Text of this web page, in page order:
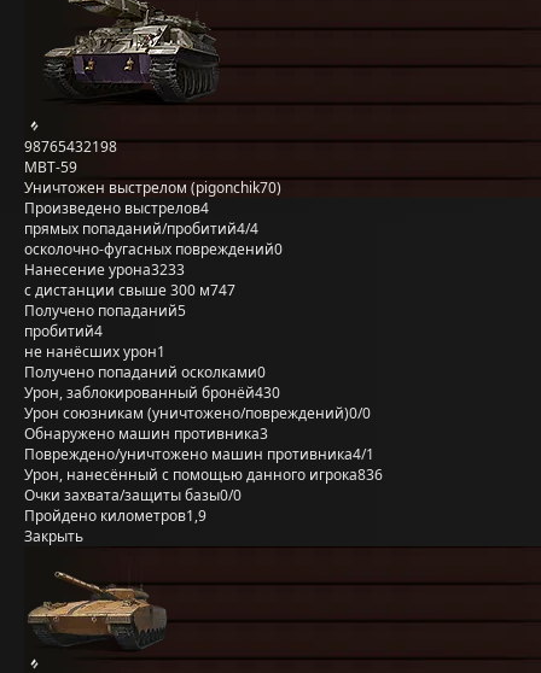
98765432198
MBT-59
Уничтожен выстрелом (pigonchik70)
Произведено выстрелов4
прямых попаданий/пробитий4/4
осколочно-фугасных повреждений0
Нанесение урона3233
с дистанции свыше 300 м747
Получено попаданий5
пробитий4
не нанёсших урон1
Получено попаданий осколками0
Урон, заблокированный бронёй430
Урон союзникам (уничтожено/повреждений)0/0
Обнаружено машин противника3
Повреждено/уничтожено машин противника4/1
Урон, нанесённый с помощью данного игрока836
Очки захвата/защиты базы0/0
Пройдено километров1,9
Закрыть